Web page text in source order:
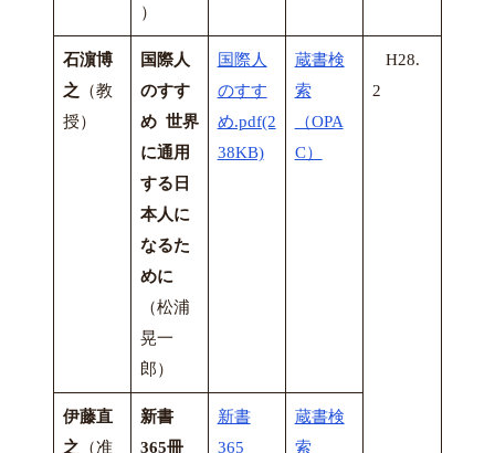
）
石濵博
之 （教
授）
国際人
のすす
め 世界
に通用
する日
本人に
なるた
めに
（松浦
晃一
郎）
国際人
のすす
め.pdf(2
38KB)
蔵書検
索
（OPA
C）
H28.
2
伊藤直
之 （准
新書
365冊
新書
365
蔵書検
索